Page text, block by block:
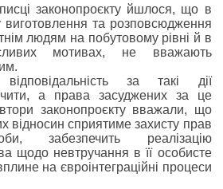
законопроєкту йшлося, що в
виготовлення та розповсюдження
людям на побутовому рівні й в
мотивах, не вважають
за такі дії
а права засуджених за це
законопроєкту вважали, що
відносин сприятиме захисту прав
забезпечить реалізацію
щодо невтручання в її особисте
на євроінтеграційні процеси